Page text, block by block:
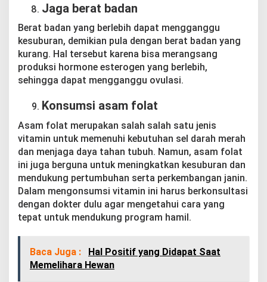
Jaga berat badan
Berat badan yang berlebih dapat mengganggu
kesuburan, demikian pula dengan berat badan yang
kurang. Hal tersebut karena bisa merangsang
produksi hormone esterogen yang berlebih,
sehingga dapat mengganggu ovulasi.
Konsumsi asam folat
Asam folat merupakan salah salah satu jenis
vitamin untuk memenuhi kebutuhan sel darah merah
dan menjaga daya tahan tubuh. Namun, asam folat
ini juga berguna untuk meningkatkan kesuburan dan
mendukung pertumbuhan serta perkembangan janin.
Dalam mengonsumsi vitamin ini harus berkonsultasi
dengan dokter dulu agar mengetahui cara yang
tepat untuk mendukung program hamil.
Baca Juga :
Hal Positif yang Didapat Saat
Memelihara Hewan